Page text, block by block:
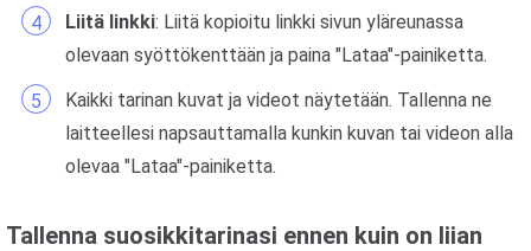
Liitä linkki: Liitä kopioitu linkki sivun yläreunassa
olevaan syöttökenttään ja paina "Lataa"-painiketta.
Kaikki tarinan kuvat ja videot näytetään. Tallenna ne
laitteellesi napsauttamalla kunkin kuvan tai videon alla
olevaa "Lataa"-painiketta.
Tallenna suosikkitarinasi ennen kuin on liian